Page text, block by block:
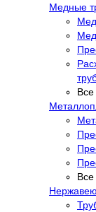
Медные
Все
Все